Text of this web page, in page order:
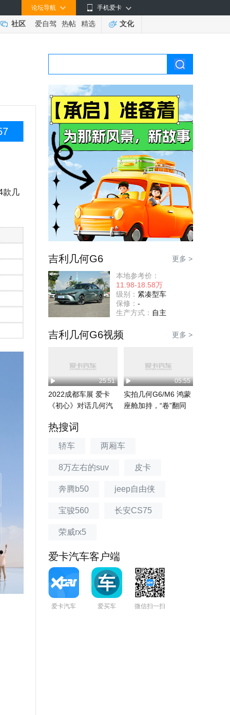
手机爱卡
论坛导航
社区 爱自驾 热帖 精选 文化
款几
吉利几何G6 更多 >
本地参考价：
11.98-18.58万
级别： 紧凑型车
保修： -
生产方式： 自主
吉利几何G6视频 更多 >
25:51
2022成都车展 爱卡
《初心》对话几何汽
05:55
实拍几何G6/M6 鸿蒙
座舱加持，“卷”翻同
热搜词
轿车 两厢车
8万左右的suv 皮卡
奔腾b50 jeep自由侠
宝骏560 长安CS75
荣威rx5
爱卡汽车客户端
爱卡汽车 爱买车 微信扫一扫